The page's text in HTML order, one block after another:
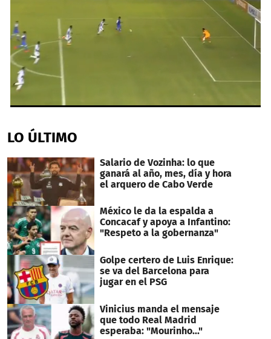
of
1
27
seconds
LO ÚLTIMO
Salario de Vozinha: lo que
ganará al año, mes, día y hora
el arquero de Cabo Verde
México le da la espalda a
Concacaf y apoya a Infantino:
"Respeto a la gobernanza"
Golpe certero de Luis Enrique:
se va del Barcelona para
jugar en el PSG
Vinicius manda el mensaje
que todo Real Madrid
esperaba: "Mourinho..."